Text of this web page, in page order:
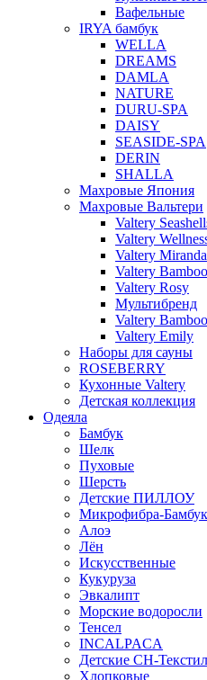
Вафельные
IRYA бамбук
WELLA
DREAMS
DAMLA
NATURE
DURU-SPA
DAISY
SEASIDE-SPA
DERIN
SHALLA
Махровые Япония
Махровые Вальтери
Valtery
Valtery
Valtery Miranda
Valtery
Valtery Rosy
Мультибренд
Valtery
Valtery Emily
Наборы для сауны
ROSEBERRY
Кухонные Valtery
Детская коллекция
Одеяла
Бамбук
Шелк
Пуховые
Шерсть
Детские ПИЛЛОУ
Микрофибра-Бамбук
Алоэ
Лён
Искусственные
Кукуруза
Эвкалипт
Морские водоросли
Тенсел
INCALPACA
Детские СН-
Хлопковые